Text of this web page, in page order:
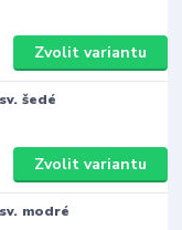
Zvolit variantu
šedé
Zvolit variantu
modré